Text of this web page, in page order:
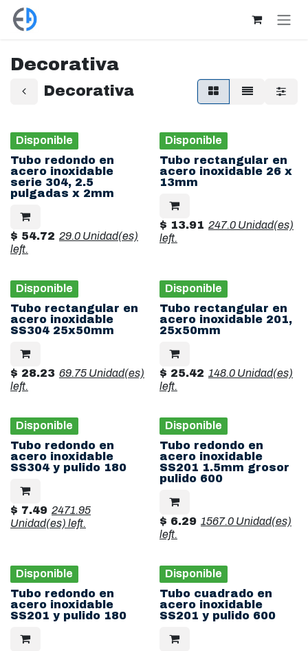
Ir al contenido
Decorativa
Decorativa
Disponible
Tubo redondo en
acero inoxidable
serie 304, 2.5
pulgadas x 2mm
$ 54.72 29.0 Unidad(es)
left.
Disponible
Tubo rectangular en
acero inoxidable 26 x
13mm
$ 13.91 247.0 Unidad(es)
left.
Disponible
Tubo rectangular en
acero inoxidable
SS304 25x50mm
$ 28.23 69.75 Unidad(es)
left.
Disponible
Tubo rectangular en
acero inoxidable 201,
25x50mm
$ 25.42 148.0 Unidad(es)
left.
Disponible
Tubo redondo en
acero inoxidable
SS304 y pulido 180
$ 7.49 2471.95
Unidad(es) left.
Disponible
Tubo redondo en
acero inoxidable
SS201 1.5mm grosor
pulido 600
$ 6.29 1567.0 Unidad(es)
left.
Disponible
Tubo redondo en
acero inoxidable
SS201 y pulido 180
Disponible
Tubo cuadrado en
acero inoxidable
SS201 y pulido 600